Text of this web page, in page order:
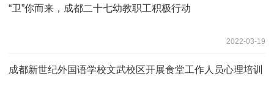
“卫”你而来，成都二十七幼教职工积极行动
2022-03-19
成都新世纪外国语学校文武校区开展食堂工作人员心理培训